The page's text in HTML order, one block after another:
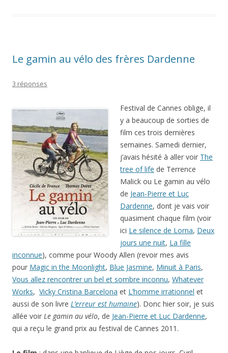
Le gamin au vélo des frères Dardenne
3 réponses
Festival de Cannes oblige, il
y a beaucoup de sorties de
film ces trois dernières
semaines. Samedi dernier,
j’avais hésité à aller voir The
tree of life de Terrence
Malick ou Le gamin au vélo
de Jean-Pierre et Luc
Dardenne, dont je vais voir
quasiment chaque film (voir
ici Le silence de Lorna, Deux
jours une nuit, La fille
inconnue), comme pour Woody Allen (revoir mes avis
pour Magic in the Moonlight, Blue Jasmine, Minuit à Paris,
Vous allez rencontrer un bel et sombre inconnu, Whatever
Works, Vicky Cristina Barcelona et L’homme irrationnel et
aussi de son livre L’erreur est humaine). Donc hier soir, je suis
allée voir Le gamin au vélo, de Jean-Pierre et Luc Dardenne,
qui a reçu le grand prix au festival de Cannes 2011.